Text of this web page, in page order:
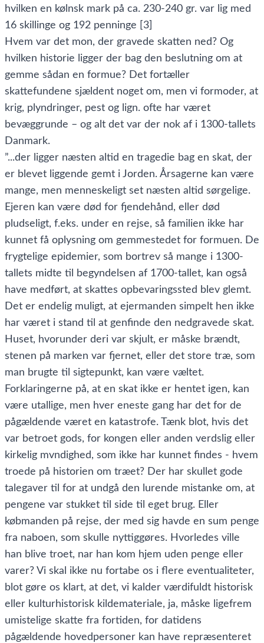
hvilken en kølnsk mark på ca. 230-240 gr. var lig med
16 skillinge og 192 penninge [3]
Hvem var det mon, der gravede skatten ned? Og
hvilken historie ligger der bag den beslutning om at
gemme sådan en formue? Det fortæller
skattefundene sjældent noget om, men vi formoder, at
krig, plyndringer, pest og lign. ofte har været
bevæggrunde – og alt det var der nok af i 1300-tallets
Danmark.
”...der ligger næsten altid en tragedie bag en skat, der
er blevet liggende gemt i Jorden. Årsagerne kan være
mange, men menneskeligt set næsten altid sørgelige.
Ejeren kan være død for fjendehånd, eller død
pludseligt, f.eks. under en rejse, så familien ikke har
kunnet få oplysning om gemmestedet for formuen. De
frygtelige epidemier, som bortrev så mange i 1300-
tallets midte til begyndelsen af 1700-tallet, kan også
have medført, at skattes opbevaringssted blev glemt.
Det er endelig muligt, at ejermanden simpelt hen ikke
har været i stand til at genfinde den nedgravede skat.
Huset, hvorunder deri var skjult, er måske brændt,
stenen på marken var fjernet, eller det store træ, som
man brugte til sigtepunkt, kan være væltet.
Forklaringerne på, at en skat ikke er hentet igen, kan
være utallige, men hver eneste gang har det for de
pågældende været en katastrofe. Tænk blot, hvis det
var betroet gods, for kongen eller anden verdslig eller
kirkelig mvndighed, som ikke har kunnet findes - hvem
troede på historien om træet? Der har skullet gode
talegaver til for at undgå den lurende mistanke om, at
pengene var stukket til side til eget brug. Eller
købmanden på rejse, der med sig havde en sum penge
fra naboen, som skulle nyttiggøres. Hvorledes ville
han blive troet, nar han kom hjem uden penge eller
varer? Vi skal ikke nu fortabe os i flere eventualiteter,
blot gøre os klart, at det, vi kalder værdifuldt historisk
eller kulturhistorisk kildemateriale, ja, måske ligefrem
umistelige skatte fra fortiden, for datidens
pågældende hovedpersoner kan have repræsenteret